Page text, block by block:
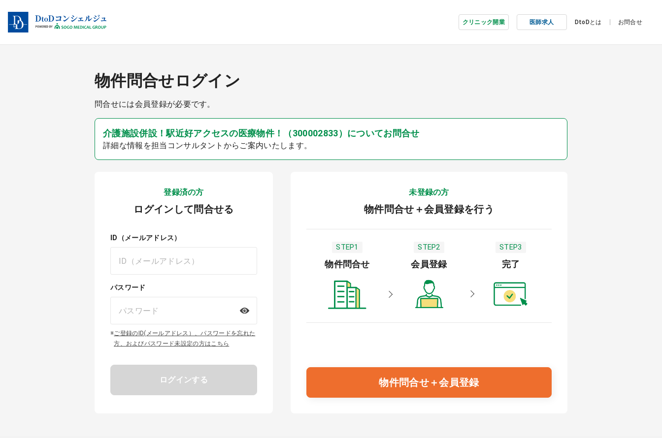
クリニック開業 医師求人 DtoDとは お問合せ
物件問合せログイン
問合せには会員登録が必要です。
介護施設併設！駅近好アクセスの医療物件！（300002833）についてお問合せ
詳細な情報を担当コンサルタントからご案内いたします。
登録済の方
ログインして問合せる
ID（メールアドレス）
パスワード
※ご登録のID(メールアドレス）、パスワードを忘れた
方、およびパスワード未設定の方はこちら
ログインする
未登録の方
物件問合せ＋会員登録を行う
STEP1
物件問合せ
STEP2
会員登録
STEP3
完了
物件問合せ＋会員登録